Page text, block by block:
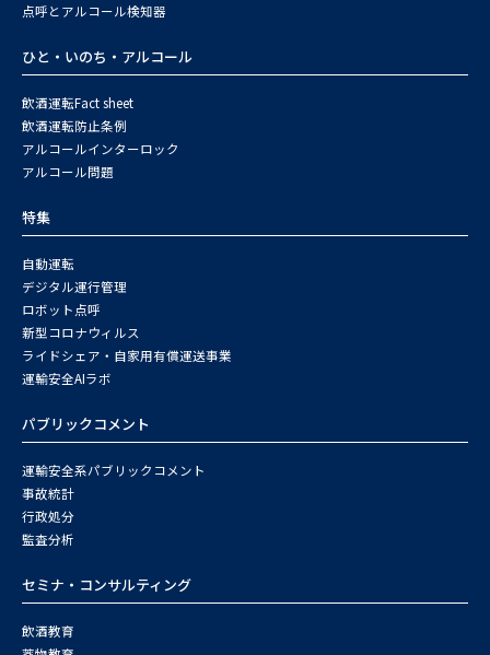
点呼とアルコール検知器
ひと・いのち・アルコール
飲酒運転Fact sheet
飲酒運転防止条例
アルコールインターロック
アルコール問題
特集
自動運転
デジタル運行管理
ロボット点呼
新型コロナウィルス
ライドシェア・自家用有償運送事業
運輸安全AIラボ
パブリックコメント
運輸安全系パブリックコメント
事故統計
行政処分
監査分析
セミナ・コンサルティング
飲酒教育